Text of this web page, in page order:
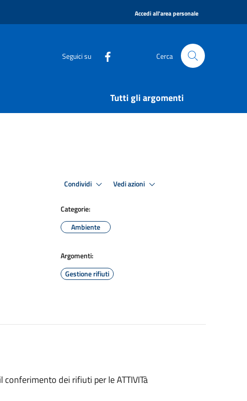
Accedi all'area personale
Seguici su Cerca
Tutti gli argomenti
Condividi Vedi azioni
Categorie:
Ambiente
Argomenti:
Gestione rifiuti
dei rifiuti per le ATTIVITà